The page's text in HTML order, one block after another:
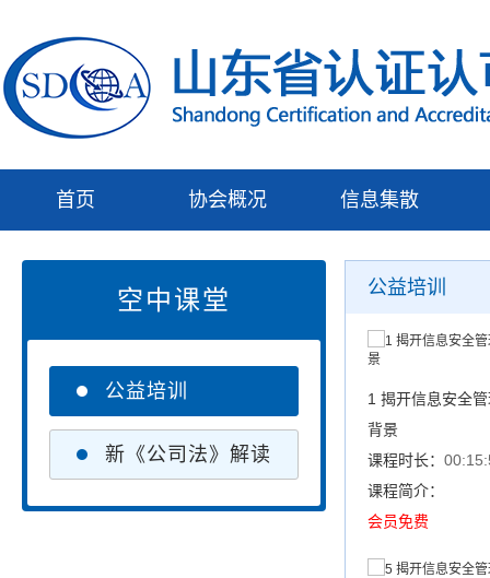
首页 协会概况 信息集散
空中课堂
公益培训
新《公司法》解读
公益培训
1 揭开信息安全
背景
课程时长：
课程简介：
会员免费